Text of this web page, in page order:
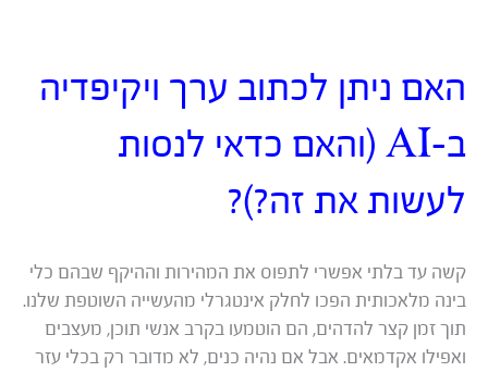
האם ניתן לכתוב ערך ויקיפדיה
ב-AI (והאם כדאי לנסות
לעשות את זה?)?
קשה עד בלתי אפשרי לתפוס את המהירות וההיקף שבהם כלי
בינה מלאכותית הפכו לחלק אינטגרלי מהעשייה השוטפת שלנו.
תוך זמן קצר להדהים, הם הוטמעו בקרב אנשי תוכן, מעצבים
ואפילו אקדמאים. אבל אם נהיה כנים, לא מדובר רק בכלי עזר